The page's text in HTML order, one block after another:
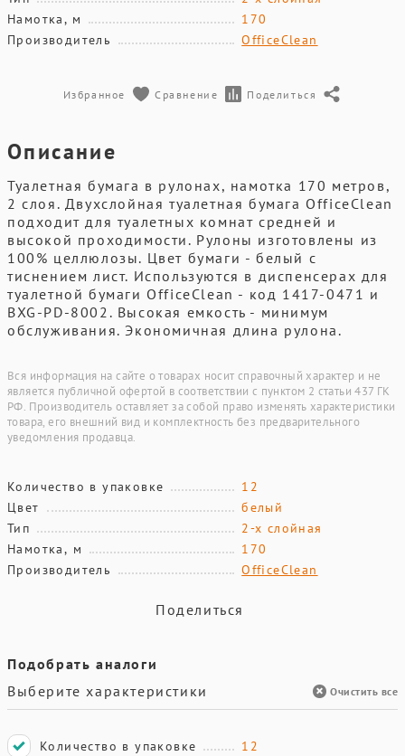
Намотка, м
170
Производитель
OfficeClean
Избранное Сравнение Поделиться
Описание
Туалетная бумага в рулонах, намотка 170 метров,
2 слоя. Двухслойная туалетная бумага OfficeClean
подходит для туалетных комнат средней и
высокой проходимости. Рулоны изготовлены из
100% целлюлозы. Цвет бумаги - белый с
тиснением лист. Используются в диспенсерах для
туалетной бумаги OfficeClean - код 1417-0471 и
BXG-PD-8002. Высокая емкость - минимум
обслуживания. Экономичная длина рулона.
Вся информация на сайте о товарах носит справочный характер и не
является публичной офертой в соответствии с пунктом 2 статьи 437 ГК
РФ. Производитель оставляет за собой право изменять характеристики
товара, его внешний вид и комплектность без предварительного
уведомления продавца.
Количество в упаковке
12
Цвет
белый
Тип
2-х слойная
Намотка, м
170
Производитель
OfficeClean
Поделиться
Подобрать аналоги
Выберите характеристики
Очистить все
Количество в упаковке 12